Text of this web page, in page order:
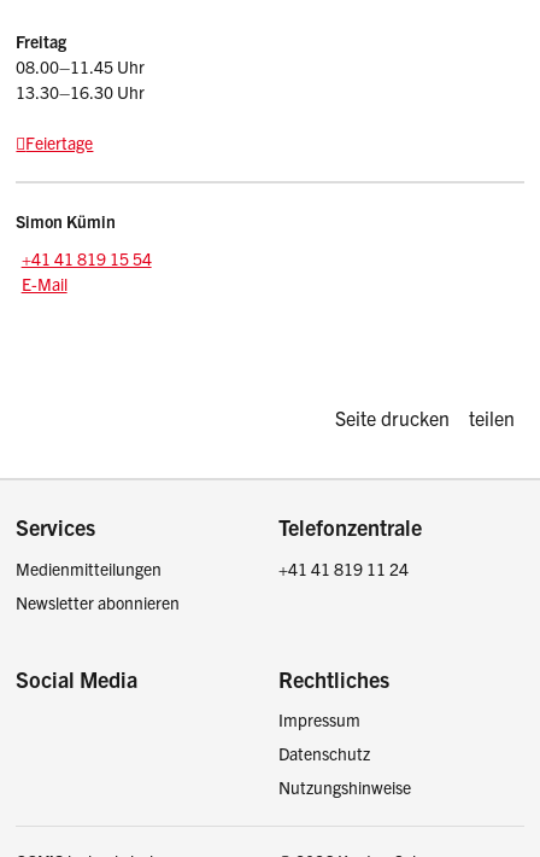
Freitag
08.00–11.45 Uhr
13.30–16.30 Uhr
Feiertage
Simon Kümin
Zentrale:
+41 41 819 15 54
E-Mail: simon.kuemin
E-Mail
Diese Seite
Seite drucken teilen
Footer
Services
Medienmitteilungen
Newsletter abonnieren
Telefonzentrale
+41 41 819 11 24
Social Media Rechtliches
Impressum
Datenschutz
Nutzungshinweise